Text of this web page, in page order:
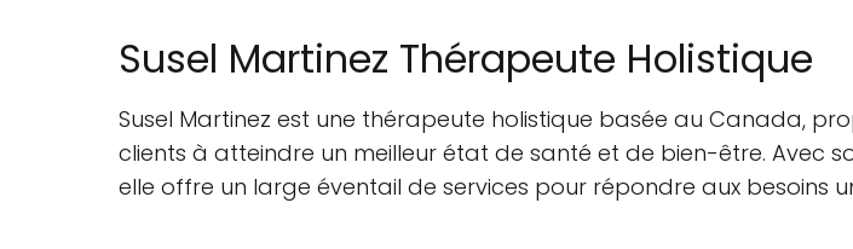
Susel Martinez Thérapeute Holistique
Susel Martinez est une thérapeute holistique basée au Canada,
clients à atteindre un meilleur état de santé et de bien-être. Avec
elle offre un large éventail de services pour répondre aux besoins